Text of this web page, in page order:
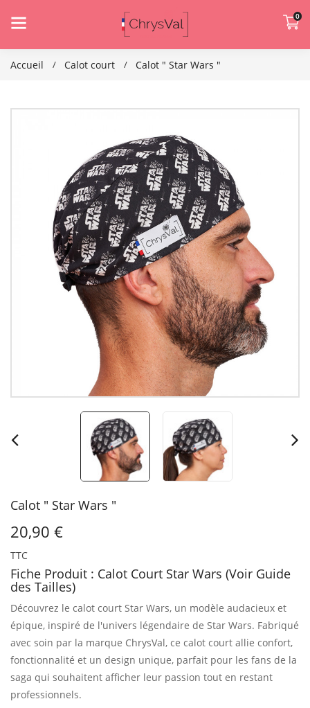
0
Accueil Calot court Calot " Star Wars "
Calot " Star Wars "
20,90 €
TTC
Fiche Produit : Calot Court Star Wars (Voir Guide
des Tailles)
Découvrez le calot court Star Wars, un modèle audacieux et
épique, inspiré de l'univers légendaire de Star Wars. Fabriqué
avec soin par la marque ChrysVal, ce calot court allie confort,
fonctionnalité et un design unique, parfait pour les fans de la
saga qui souhaitent afficher leur passion tout en restant
professionnels.